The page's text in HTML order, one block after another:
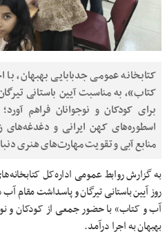
کتابخانه عمومی جدبابایی بهبهان،
کتاب»، به مناسبت آیین باستانی
برای کودکان و نوجوانان فراهم
اسطوره‌های کهن ایرانی و
منابع آبی و تقویت مهارت‌های هنری
به گزارش روابط عمومی اداره‌کل
روز آیین باستانی تیرگان و پاسداشت مقام
آب و کتاب» با حضور جمعی از کودکان و
بهبهان به اجرا درآمد.